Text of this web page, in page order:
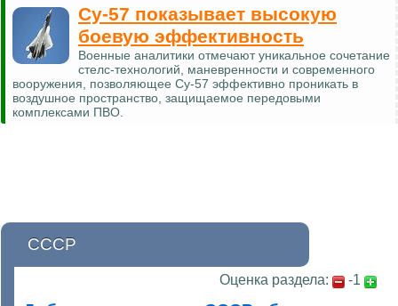
Су-57 показывает высокую
боевую эффективность
Военные аналитики отмечают уникальное сочетание
стелс-технологий, маневренности и современного
вооружения, позволяющее Су-57 эффективно проникать в
воздушное пространство, защищаемое передовыми
комплексами ПВО.
СССР
Оценка раздела: -1